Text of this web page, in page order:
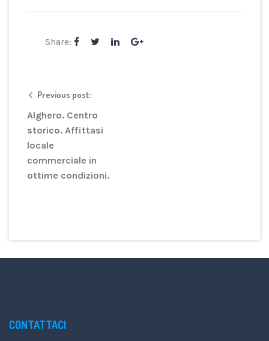
Share:
Previous post:
Alghero. Centro
storico. Affittasi
locale
commerciale in
ottime condizioni.
CONTATTACI